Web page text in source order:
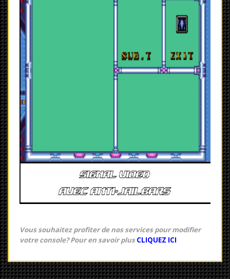
Vous souhaitez profiter de nos services pour modifier
votre console? Pour en savoir plus CLIQUEZ ICI